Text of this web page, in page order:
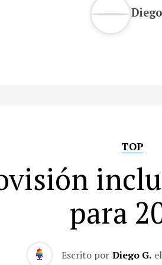
TOP
para
Escrito por Diego G. el